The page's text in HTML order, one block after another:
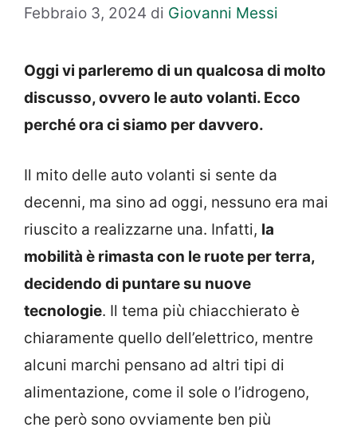
Febbraio 3, 2024 di Giovanni Messi
Oggi vi parleremo di un qualcosa di molto
discusso, ovvero le auto volanti. Ecco
perché ora ci siamo per davvero.
Il mito delle auto volanti si sente da
decenni, ma sino ad oggi, nessuno era mai
riuscito a realizzarne una. Infatti, la
mobilità è rimasta con le ruote per terra,
decidendo di puntare su nuove
tecnologie. Il tema più chiacchierato è
chiaramente quello dell’elettrico, mentre
alcuni marchi pensano ad altri tipi di
alimentazione, come il sole o l’idrogeno,
che però sono ovviamente ben più